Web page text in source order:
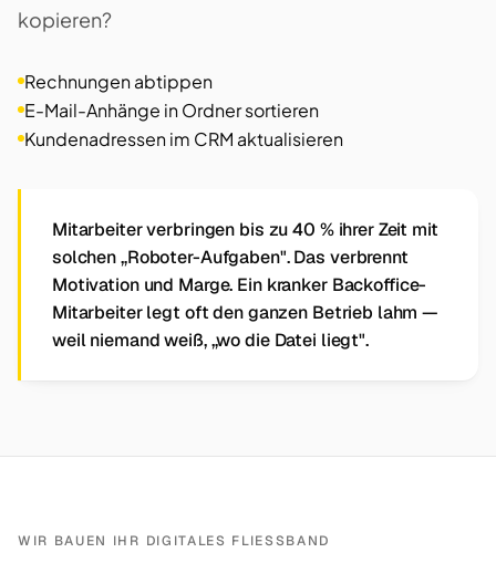
kopieren?
Rechnungen abtippen
E-Mail-Anhänge in Ordner sortieren
Kundenadressen im CRM aktualisieren
Mitarbeiter verbringen bis zu 40 % ihrer Zeit mit
solchen „Roboter-Aufgaben". Das verbrennt
Motivation und Marge. Ein kranker Backoffice-
Mitarbeiter legt oft den ganzen Betrieb lahm —
weil niemand weiß, „wo die Datei liegt".
WIR BAUEN IHR DIGITALES FLIESSBAND